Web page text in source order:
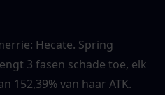
Hecate. Spring
3 fasen schade toe, elk
152,39% van haar ATK.